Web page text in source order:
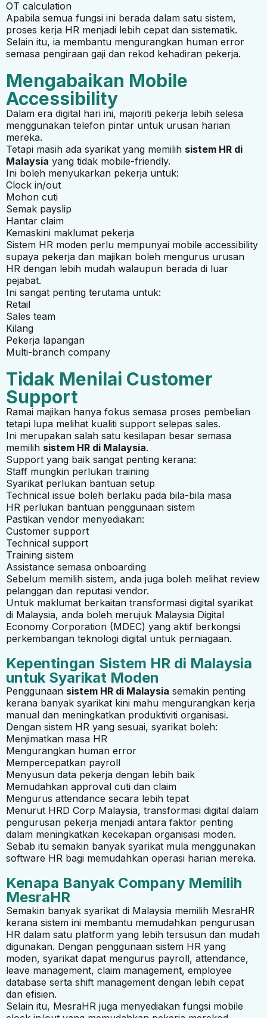
OT calculation
Apabila semua fungsi ini berada dalam satu sistem,
proses kerja HR menjadi lebih cepat dan sistematik.
Selain itu, ia membantu mengurangkan human error
semasa pengiraan gaji dan rekod kehadiran pekerja.
Mengabaikan Mobile
Accessibility
Dalam era digital hari ini, majoriti pekerja lebih selesa
menggunakan telefon pintar untuk urusan harian
mereka.
Tetapi masih ada syarikat yang memilih sistem HR di
Malaysia yang tidak mobile-friendly.
Ini boleh menyukarkan pekerja untuk:
Clock in/out
Mohon cuti
Semak payslip
Hantar claim
Kemaskini maklumat pekerja
Sistem HR moden perlu mempunyai mobile accessibility
supaya pekerja dan majikan boleh mengurus urusan
HR dengan lebih mudah walaupun berada di luar
pejabat.
Ini sangat penting terutama untuk:
Retail
Sales team
Kilang
Pekerja lapangan
Multi-branch company
Tidak Menilai Customer
Support
Ramai majikan hanya fokus semasa proses pembelian
tetapi lupa melihat kualiti support selepas sales.
Ini merupakan salah satu kesilapan besar semasa
memilih sistem HR di Malaysia.
Support yang baik sangat penting kerana:
Staff mungkin perlukan training
Syarikat perlukan bantuan setup
Technical issue boleh berlaku pada bila-bila masa
HR perlukan bantuan penggunaan sistem
Pastikan vendor menyediakan:
Customer support
Technical support
Training sistem
Assistance semasa onboarding
Sebelum memilih sistem, anda juga boleh melihat review
pelanggan dan reputasi vendor.
Untuk maklumat berkaitan transformasi digital syarikat
di Malaysia, anda boleh merujuk Malaysia Digital
Economy Corporation (MDEC) yang aktif berkongsi
perkembangan teknologi digital untuk perniagaan.
Kepentingan Sistem HR di Malaysia
untuk Syarikat Moden
Penggunaan sistem HR di Malaysia semakin penting
kerana banyak syarikat kini mahu mengurangkan kerja
manual dan meningkatkan produktiviti organisasi.
Dengan sistem HR yang sesuai, syarikat boleh:
Menjimatkan masa HR
Mengurangkan human error
Mempercepatkan payroll
Menyusun data pekerja dengan lebih baik
Memudahkan approval cuti dan claim
Mengurus attendance secara lebih tepat
Menurut HRD Corp Malaysia, transformasi digital dalam
pengurusan pekerja menjadi antara faktor penting
dalam meningkatkan kecekapan organisasi moden.
Sebab itu semakin banyak syarikat mula menggunakan
software HR bagi memudahkan operasi harian mereka.
Kenapa Banyak Company Memilih
MesraHR
Semakin banyak syarikat di Malaysia memilih MesraHR
kerana sistem ini membantu memudahkan pengurusan
HR dalam satu platform yang lebih tersusun dan mudah
digunakan. Dengan penggunaan sistem HR yang
moden, syarikat dapat mengurus payroll, attendance,
leave management, claim management, employee
database serta shift management dengan lebih cepat
dan efisien.
Selain itu, MesraHR juga menyediakan fungsi mobile